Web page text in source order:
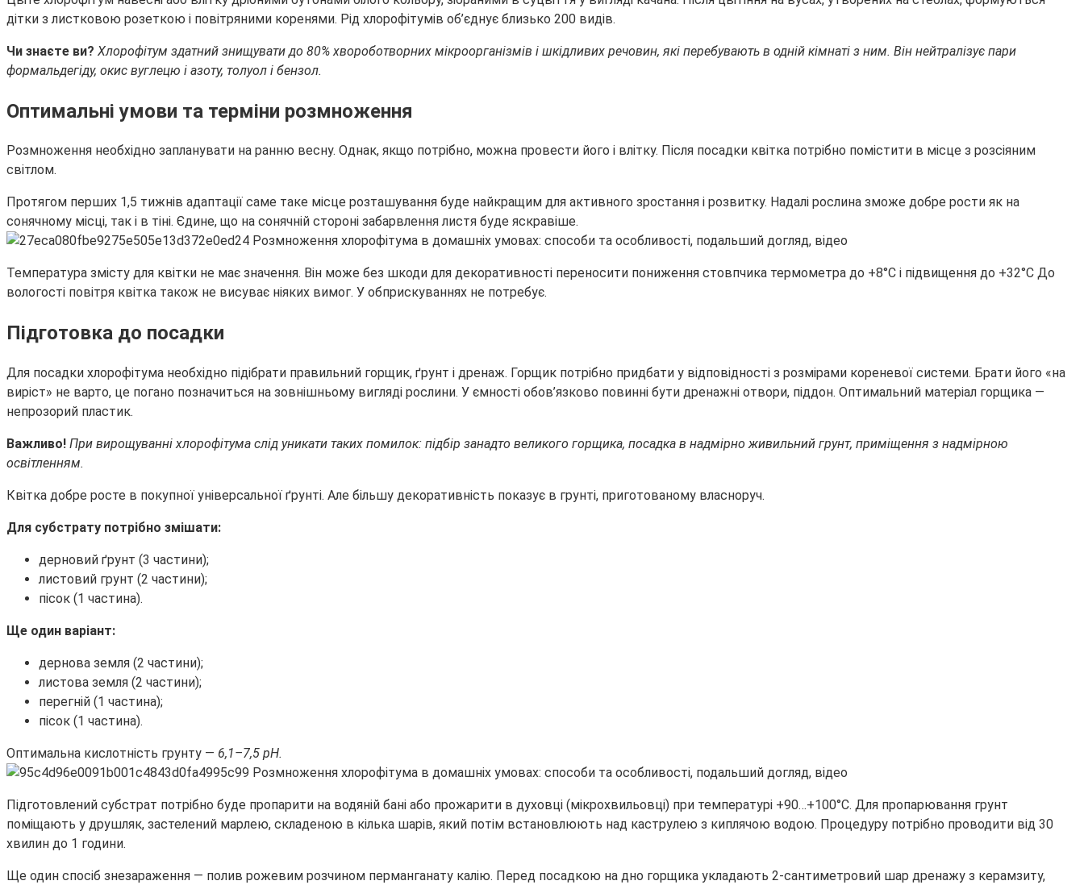
дітки з листковою розеткою і повітряними коренями. Рід хлорофітумів об’єднує близько 200 видів.
Чи знаєте ви? Хлорофітум здатний знищувати до 80% хвороботворних мікроорганізмів і шкідливих речовин, які перебувають в одній кімнаті з ним. Він нейтралізує пари
формальдегіду, окис вуглецю і азоту, толуол і бензол.
Оптимальні умови та терміни розмноження
Розмноження необхідно запланувати на ранню весну. Однак, якщо потрібно, можна провести його і влітку. Після посадки квітка потрібно помістити в місце з розсіяним
світлом.
Протягом перших 1,5 тижнів адаптації саме таке місце розташування буде найкращим для активного зростання і розвитку. Надалі рослина зможе добре рости як на
сонячному місці, так і в тіні. Єдине, що на сонячній стороні забарвлення листя буде яскравіше.
Температура змісту для квітки не має значення. Він може без шкоди для декоративності переносити пониження стовпчика термометра до +8°С і підвищення до +32°С До
вологості повітря квітка також не висуває ніяких вимог. У обприскуваннях не потребує.
Підготовка до посадки
Для посадки хлорофітума необхідно підібрати правильний горщик, ґрунт і дренаж. Горщик потрібно придбати у відповідності з розмірами кореневої системи. Брати його «на
виріст» не варто, це погано позначиться на зовнішньому вигляді рослини. У ємності обов’язково повинні бути дренажні отвори, піддон. Оптимальний матеріал горщика —
непрозорий пластик.
Важливо! При вирощуванні хлорофітума слід уникати таких помилок: підбір занадто великого горщика, посадка в надмірно живильний грунт, приміщення з надмірною
освітленням.
Квітка добре росте в покупної універсальної ґрунті. Але більшу декоративність показує в грунті, приготованому власноруч.
Для субстрату потрібно змішати:
дерновий ґрунт (3 частини);
листовий грунт (2 частини);
пісок (1 частина).
Ще один варіант:
дернова земля (2 частини);
листова земля (2 частини);
перегній (1 частина);
пісок (1 частина).
Оптимальна кислотність грунту — 6,1–7,5 pH.
Підготовлений субстрат потрібно буде пропарити на водяній бані або прожарити в духовці (мікрохвильовці) при температурі +90…+100°С. Для пропарювання грунт
поміщають у друшляк, застелений марлею, складеною в кілька шарів, який потім встановлюють над каструлею з киплячою водою. Процедуру потрібно проводити від 30
хвилин до 1 години.
Ще один спосіб знезараження — полив рожевим розчином перманганату калію. Перед посадкою на дно горщика укладають 2-сантиметровий шар дренажу з керамзиту,